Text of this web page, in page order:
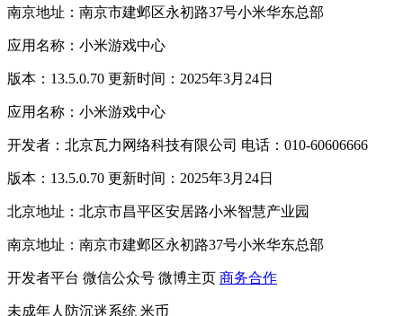
南京地址：南京市建邺区永初路37号小米华东总部
应用名称：小米游戏中心
版本：13.5.0.70 更新时间：2025年3月24日
应用名称：小米游戏中心
开发者：北京瓦力网络科技有限公司 电话：010-60606666
版本：13.5.0.70 更新时间：2025年3月24日
北京地址：北京市昌平区安居路小米智慧产业园
南京地址：南京市建邺区永初路37号小米华东总部
开发者平台 微信公众号 微博主页 商务合作
未成年人防沉迷系统 米币